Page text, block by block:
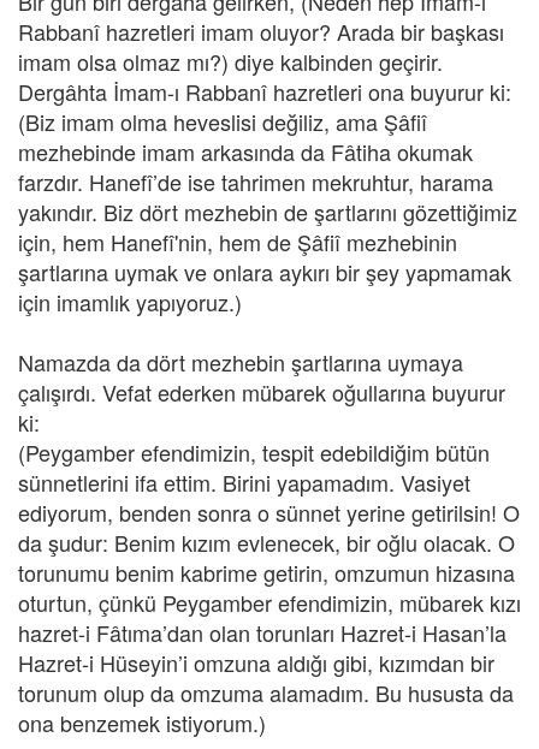
Rabbanî hazretleri imam oluyor? Arada bir başkası
imam olsa olmaz mı?) diye kalbinden geçirir.
Dergâhta İmam-ı Rabbanî hazretleri ona buyurur ki:
(Biz imam olma heveslisi değiliz, ama Şâfiî
mezhebinde imam arkasında da Fâtiha okumak
farzdır. Hanefî’de ise tahrimen mekruhtur, harama
yakındır. Biz dört mezhebin de şartlarını gözettiğimiz
için, hem Hanefî'nin, hem de Şâfiî mezhebinin
şartlarına uymak ve onlara aykırı bir şey yapmamak
için imamlık yapıyoruz.)
Namazda da dört mezhebin şartlarına uymaya
çalışırdı. Vefat ederken mübarek oğullarına buyurur
ki:
(Peygamber efendimizin, tespit edebildiğim bütün
sünnetlerini ifa ettim. Birini yapamadım. Vasiyet
ediyorum, benden sonra o sünnet yerine getirilsin! O
da şudur: Benim kızım evlenecek, bir oğlu olacak. O
torunumu benim kabrime getirin, omzumun hizasına
oturtun, çünkü Peygamber efendimizin, mübarek kızı
hazret-i Fâtıma’dan olan torunları Hazret-i Hasan’la
Hazret-i Hüseyin’i omzuna aldığı gibi, kızımdan bir
torunum olup da omzuma alamadım. Bu hususta da
ona benzemek istiyorum.)